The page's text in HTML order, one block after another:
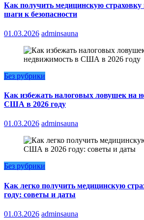
Как получить медицинскую
шаги к безопасности
01.03.2026 adminsauna
Без рубрики
Как избежать налоговых ловушек на
США в 2026 году
01.03.2026 adminsauna
Без рубрики
Как легко получить медицинскую
году: советы и даты
01.03.2026 adminsauna